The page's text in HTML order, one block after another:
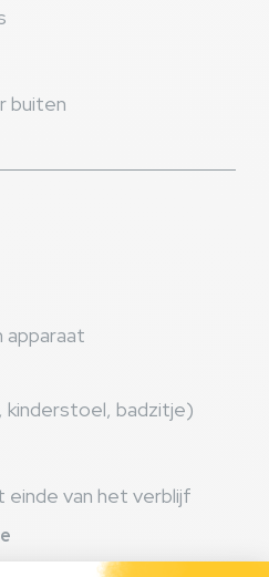
buiten
apparaat
kinderstoel, badzitje)
einde van het verblijf
in de